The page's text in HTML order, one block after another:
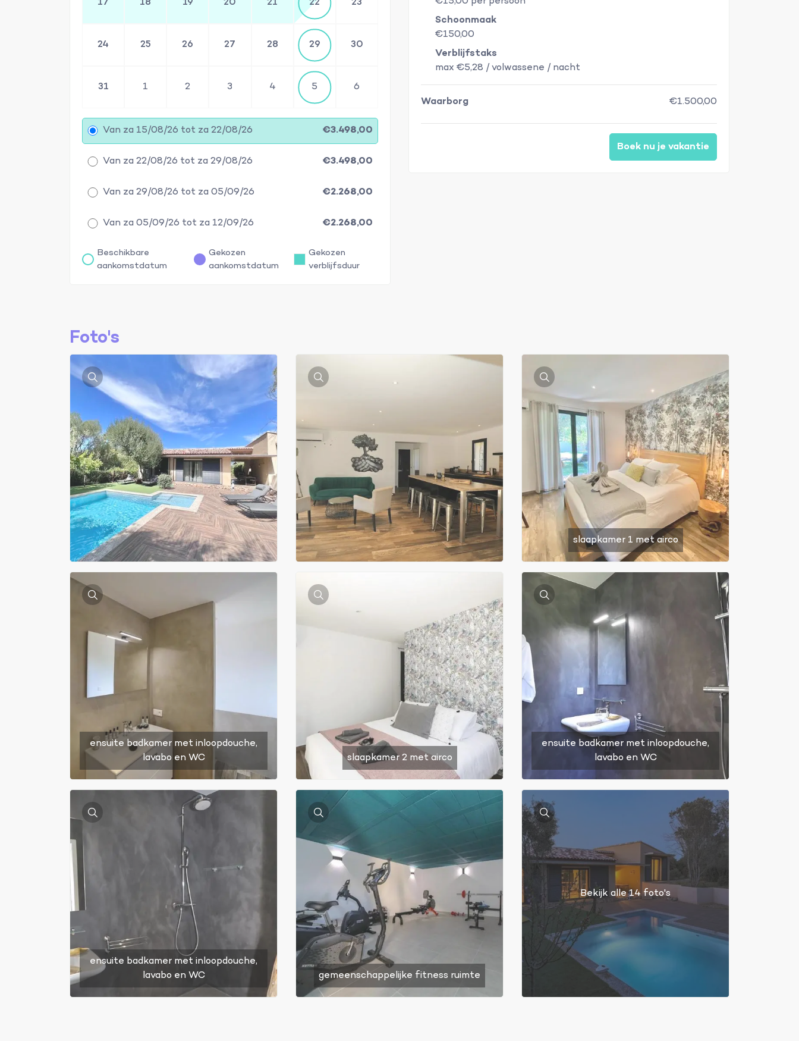
24 25 26 27 28 29 30
31 1 2 3 4 5 6
Van za 15/08/26 tot za 22/08/26 €3.498,00
Van za 22/08/26 tot za 29/08/26 €3.498,00
Van za 29/08/26 tot za 05/09/26 €2.268,00
Van za 05/09/26 tot za 12/09/26 €2.268,00
Beschikbare
aankomstdatum
Gekozen
aankomstdatum
Gekozen
verblijfsduur
Schoonmaak
€150,00
Verblijfstaks
max €5,28 / volwassene / nacht
Waarborg €1.500,00
Boek nu je vakantie
Foto's
slaapkamer 1 met airco
ensuite badkamer met inloopdouche,
lavabo en WC
slaapkamer 2 met airco
ensuite badkamer met inloopdouche,
lavabo en WC
ensuite badkamer met inloopdouche,
lavabo en WC
gemeenschappelijke fitness ruimte
Bekijk alle 14 foto's